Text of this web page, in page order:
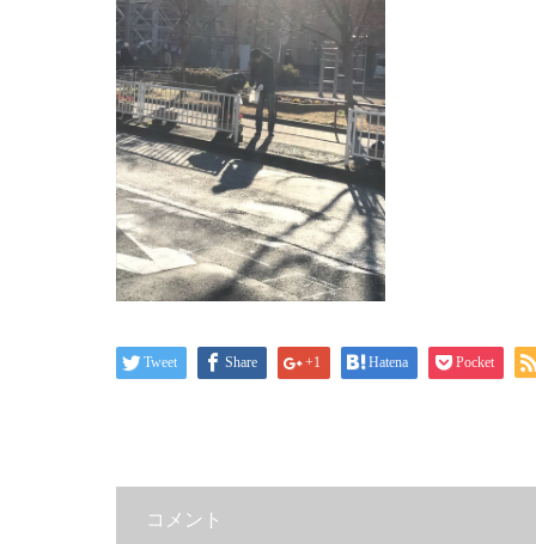
Tweet Share +1 Hatena Pocket
コメント